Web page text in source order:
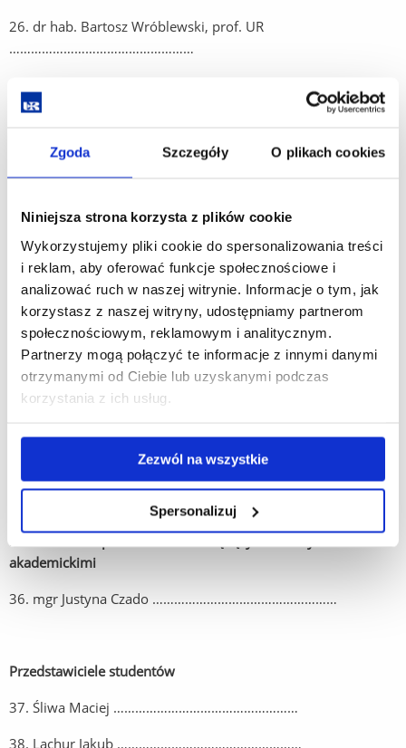
Zgoda Szczegóły O plikach cookies
Niniejsza strona korzysta z plików cookie
Wykorzystujemy pliki cookie do spersonalizowania treści
i reklam, aby oferować funkcje społecznościowe i
analizować ruch w naszej witrynie. Informacje o tym, jak
korzystasz z naszej witryny, udostępniamy partnerom
społecznościowym, reklamowym i analitycznym.
Partnerzy mogą połączyć te informacje z innymi danymi
otrzymanymi od Ciebie lub uzyskanymi podczas
korzystania z ich usług.
Zezwól na wszystkie
Spersonalizuj
26. dr hab. Bartosz Wróblewski, prof. UR
……………………………………………
……………………………………………
Przedstawiciele pozostałych nauczycieli akademickich
28. dr Fudali Dariusz ……………………………………………
29. dr Kotarski Hubert ……………………………………………
30. dr Machniak Arkadiusz ……………………………………………
31. dr Motyka Marek ……………………………………………
32. dr Pawlikowski Grzegorz ……………………………………………
33. dr Piękoś Karol ……………………………………………
34. dr Pokrzywa Magdalena ……………………………………………
35. dr Rynkowska Dorota ……………………………………………
Przedstawiciel pracowników niebędących nauczycielami
akademickimi
36. mgr Justyna Czado ……………………………………………
Przedstawiciele studentów
37. Śliwa Maciej ……………………………………………
38. Lachur Jakub ……………………………………………